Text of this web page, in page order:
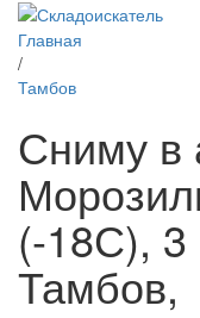
Главная
/
Тамбов
Сниму в
(-18С), 3
Тамбов,